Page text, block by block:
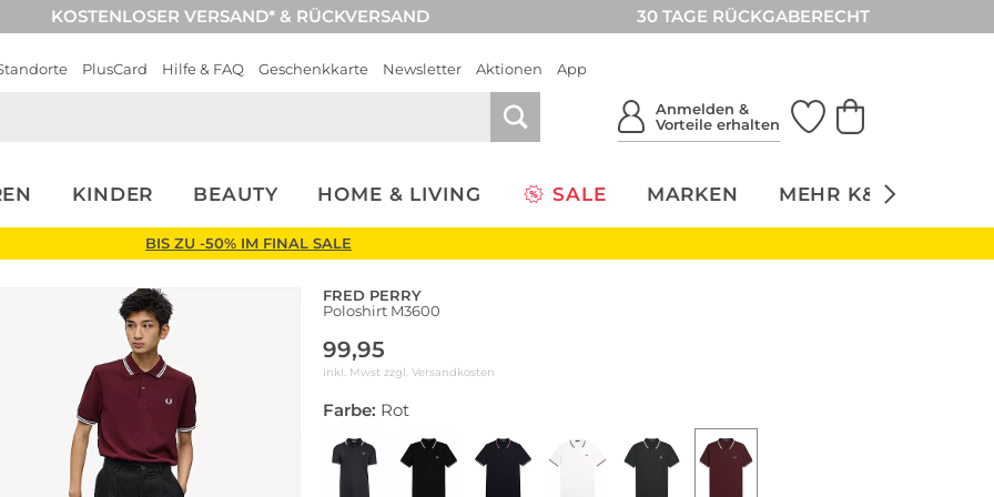
KOSTENLOSER VERSAND* & RÜCKVERSAND 30 TAGE RÜCKGABERECHT
PlusCard Hilfe & FAQ Geschenkkarte Newsletter Aktionen App
Anmelden &
Vorteile erhalten
KINDER BEAUTY HOME & LIVING SALE MARKEN MEHR K&Ö
BIS ZU -50% IM FINAL SALE
FRED PERRY
Poloshirt M3600
99,95
inkl. Mwst zzgl. Versandkosten
Farbe: Rot